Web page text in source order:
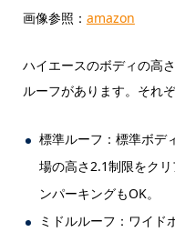
画像参照： amazon
ハイエースのボディの高
ルーフがあります。それ
標準ルーフ：標準ボデ
場の高さ2.1制限をク
ンパーキングもOK。
ミドルルーフ：ワイド